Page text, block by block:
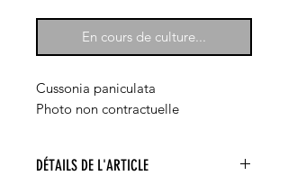
En cours de culture...
Cussonia paniculata
Photo non contractuelle
DÉTAILS DE L'ARTICLE